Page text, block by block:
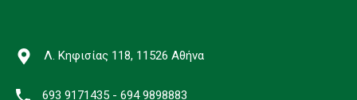
Λ. Κηφισίας 118, 11526 Αθήνα
693 9171435 - 694 9898883